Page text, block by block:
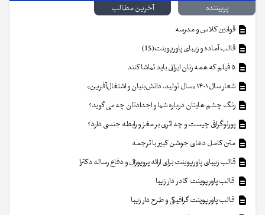
پربیننده
آخرین مطالب
قوانین کلاس و مدرسه
قالب آماده و زیبای پاورپوینت(15)
شعار سال ۱۴۰۱ «سال تولید، دانش‌بنیان و اشتغال‌آفرین»
رنگ چشم هایتان درباره شما و اجدادتان چه می گوید؟
پورنوگرافی چیست و چه اثری بر مغز و رابطه جنسی دارد؟
متن کامل دعای جوشن کبیر با ترجمه
قالب زیبای پاورپوینت برای ارائه پروپوزال و دفاع رساله دکترا
قالب پاورپوینت کادر دار زیبا
قالب پاورپوینت گرافیکی و طرح دار زیبا